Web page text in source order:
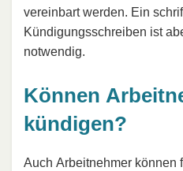
vereinbart werden. Ein
Kündigungsschreiben ist
notwendig.
Können
kündigen?
Auch Arbeitnehmer können